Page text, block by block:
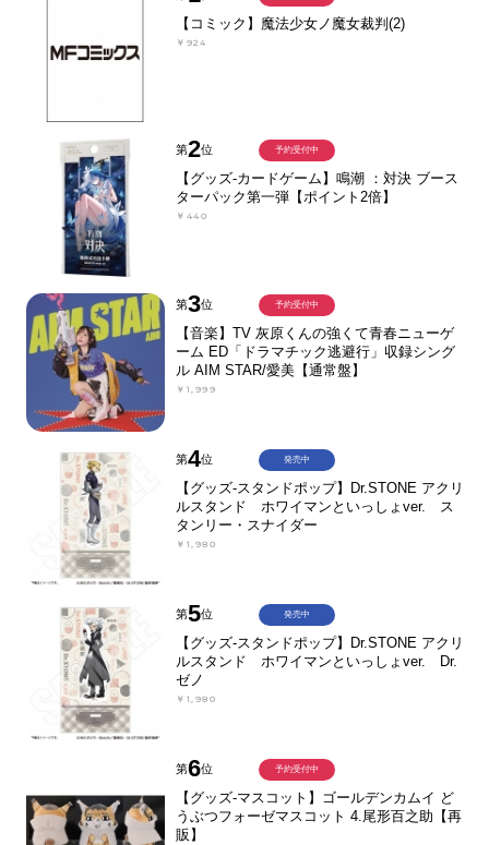
【コミック】魔法少女ノ魔女裁判(2)
￥924
第2位
【グッズ-カードゲーム】鳴潮 ：対決 ブース
ターパック第一弾【ポイント2倍】
￥440
予約受付中
第3位
【音楽】TV 灰原くんの強くて青春ニューゲ
ーム ED「ドラマチック逃避行」収録シング
ル AIM STAR/愛美【通常盤】
￥1,999
予約受付中
第4位
【グッズ-スタンドポップ】Dr.STONE アクリ
ルスタンド ホワイマンといっしょver. ス
タンリー・スナイダー
￥1,980
発売中
第5位
【グッズ-スタンドポップ】Dr.STONE アクリ
ルスタンド ホワイマンといっしょver. Dr.
ゼノ
￥1,980
発売中
第6位
【グッズ-マスコット】ゴールデンカムイ ど
うぶつフォーゼマスコット 4.尾形百之助【再
販】
予約受付中